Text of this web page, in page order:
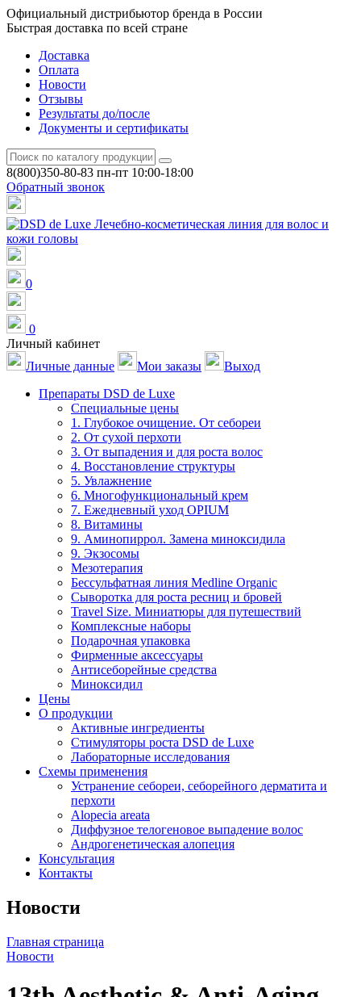
Официальный дистрибьютор бренда в России
Быстрая доставка по всей стране
Доставка
Оплата
Новости
Отзывы
Результаты до/после
Документы и сертификаты
8(800)350-80-83 пн-пт 10:00-18:00
Обратный звонок
0
0
Личный кабинет
Личные данные
Мои заказы
Выход
Препараты DSD de Luxe
Специальные цены
1. Глубокое очищение. От себореи
2. От сухой перхоти
3. От выпадения и для роста волос
4. Восстановление структуры
5. Увлажнение
6. Многофункциональный крем
7. Ежедневный уход OPIUM
8. Витамины
9. Аминопиррол. Замена миноксидила
9. Экзосомы
Мезотерапия
Бессульфатная линия Medline Organic
Сыворотка для роста ресниц и бровей
Travel Size. Миниатюры для путешествий
Комплексные наборы
Подарочная упаковка
Фирменные аксессуары
Антисеборейные средства
Миноксидил
Цены
О продукции
Активные ингредиенты
Стимуляторы роста DSD de Luxe
Лабораторные исследования
Схемы применения
Устранение себореи, себорейного дерматита и
перхоти
Alopecia areata
Диффузное телогеновое выпадение волос
Андрогенетическая алопеция
Консультация
Контакты
Новости
Главная страница
Новости